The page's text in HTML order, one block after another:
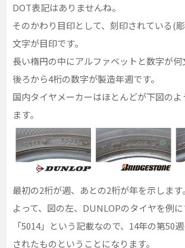
DOT表記はありませんね。
そのかわり目印として、刻印されている(
文字が目印です。
長い楕円の中にアルファベットと数字が何
後ろから4桁の数字が製造年週です。
国内タイヤメーカーはほとんどが下図の
ます。
最初の2桁が週、あとの2桁が年を示します。
よって、図の左、DUNLOPのタイヤを例に
「5014」という記載なので、14年の第50
されたものということになります。